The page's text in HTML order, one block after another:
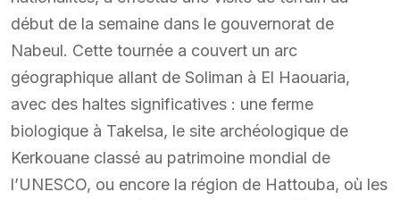
début de la semaine dans le gouvernorat de
Nabeul. Cette tournée a couvert un arc
géographique allant de Soliman à El Haouaria,
avec des haltes significatives : une ferme
biologique à Takelsa, le site archéologique de
Kerkouane classé au patrimoine mondial de
l’UNESCO, ou encore la région de Hattouba, où les